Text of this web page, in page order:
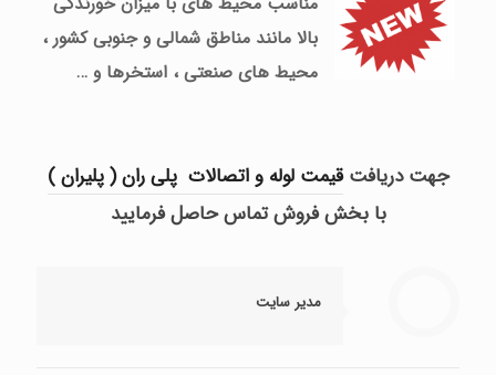
بالا مانند مناطق شمالی و جنوبی کشور ،
محیط های صنعتی ، استخرها و …
جهت دریافتقیمت لوله و اتصالات پلی ران ( پلیران )
با بخش فروش تماس حاصل فرمایید
مدیر سایت